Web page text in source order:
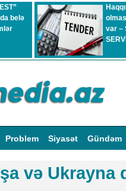
belə
var –
Problem Siyasət Gündəm
və Ukrayna